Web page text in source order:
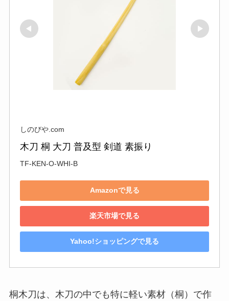
しのびや.com
木刀 桐 大刀 普及型 剣道 素振り
TF-KEN-O-WHI-B
Amazonで見る
楽天市場で見る
Yahoo!ショッピングで見る
桐木刀は、木刀の中でも特に軽い素材（桐）で作